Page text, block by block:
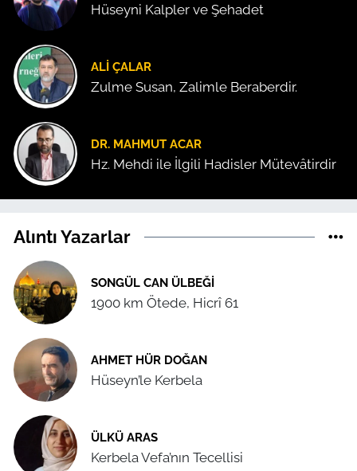
Hüseyni Kalpler ve Şehadet
ALI ÇALAR
Zulme Susan, Zalimle Beraberdir.
DR. MAHMUT ACAR
Hz. Mehdi ile İlgili Hadisler Mütevâtirdir
Alıntı Yazarlar
SONGÜL CAN ÜLBEĞI
1900 km Ötede, Hicrî 61
AHMET HÜR DOĞAN
Hüseyn’le Kerbela
ÜLKÜ ARAS
Kerbela Vefa’nın Tecellisi